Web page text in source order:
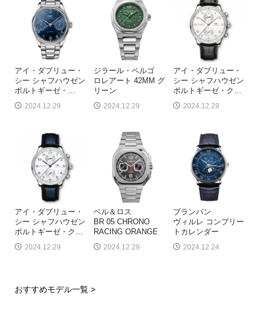
アイ・ダブリュー・
シー シャフハウゼン
ポルトギーゼ・
2024.12.29
ジラール・ペルゴ
ロレアート 42MM グ
リーン
2024.12.29
アイ・ダブリュー・
シー シャフハウゼン
ポルトギーゼ・ク
2024.12.29
アイ・ダブリュー・
シー シャフハウゼン
ポルトギーゼ・ク …
2024.12.29
ベル＆ロス
BR 05 CHRONO
RACING ORANGE
2024.12.29
ブランパン
ヴィルレ コンプリー
トカレンダー
2024.12.24
おすすめモデル一覧 >